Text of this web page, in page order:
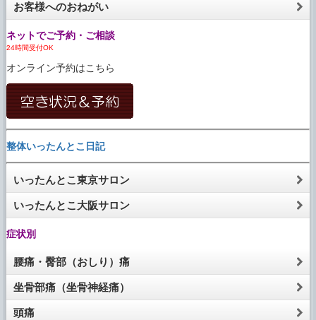
お客様へのおねがい
ネットでご予約・ご相談
24時間受付OK
オンライン予約はこちら
整体いったんとこ日記
いったんとこ東京サロン
いったんとこ大阪サロン
症状別
腰痛・臀部（おしり）痛
坐骨部痛（坐骨神経痛）
頭痛